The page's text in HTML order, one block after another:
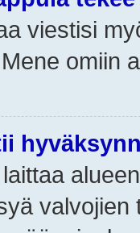
viestisi
omiin